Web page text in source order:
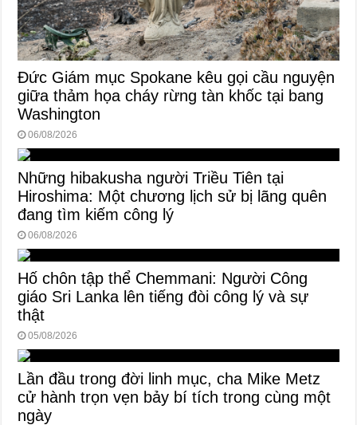
Đức Giám mục Spokane kêu gọi cầu nguyện
giữa thảm họa cháy rừng tàn khốc tại bang
Washington
06/08/2026
Những hibakusha người Triều Tiên tại
Hiroshima: Một chương lịch sử bị lãng quên
đang tìm kiếm công lý
06/08/2026
Hố chôn tập thể Chemmani: Người Công
giáo Sri Lanka lên tiếng đòi công lý và sự
thật
05/08/2026
Lần đầu trong đời linh mục, cha Mike Metz
cử hành trọn vẹn bảy bí tích trong cùng một
ngày